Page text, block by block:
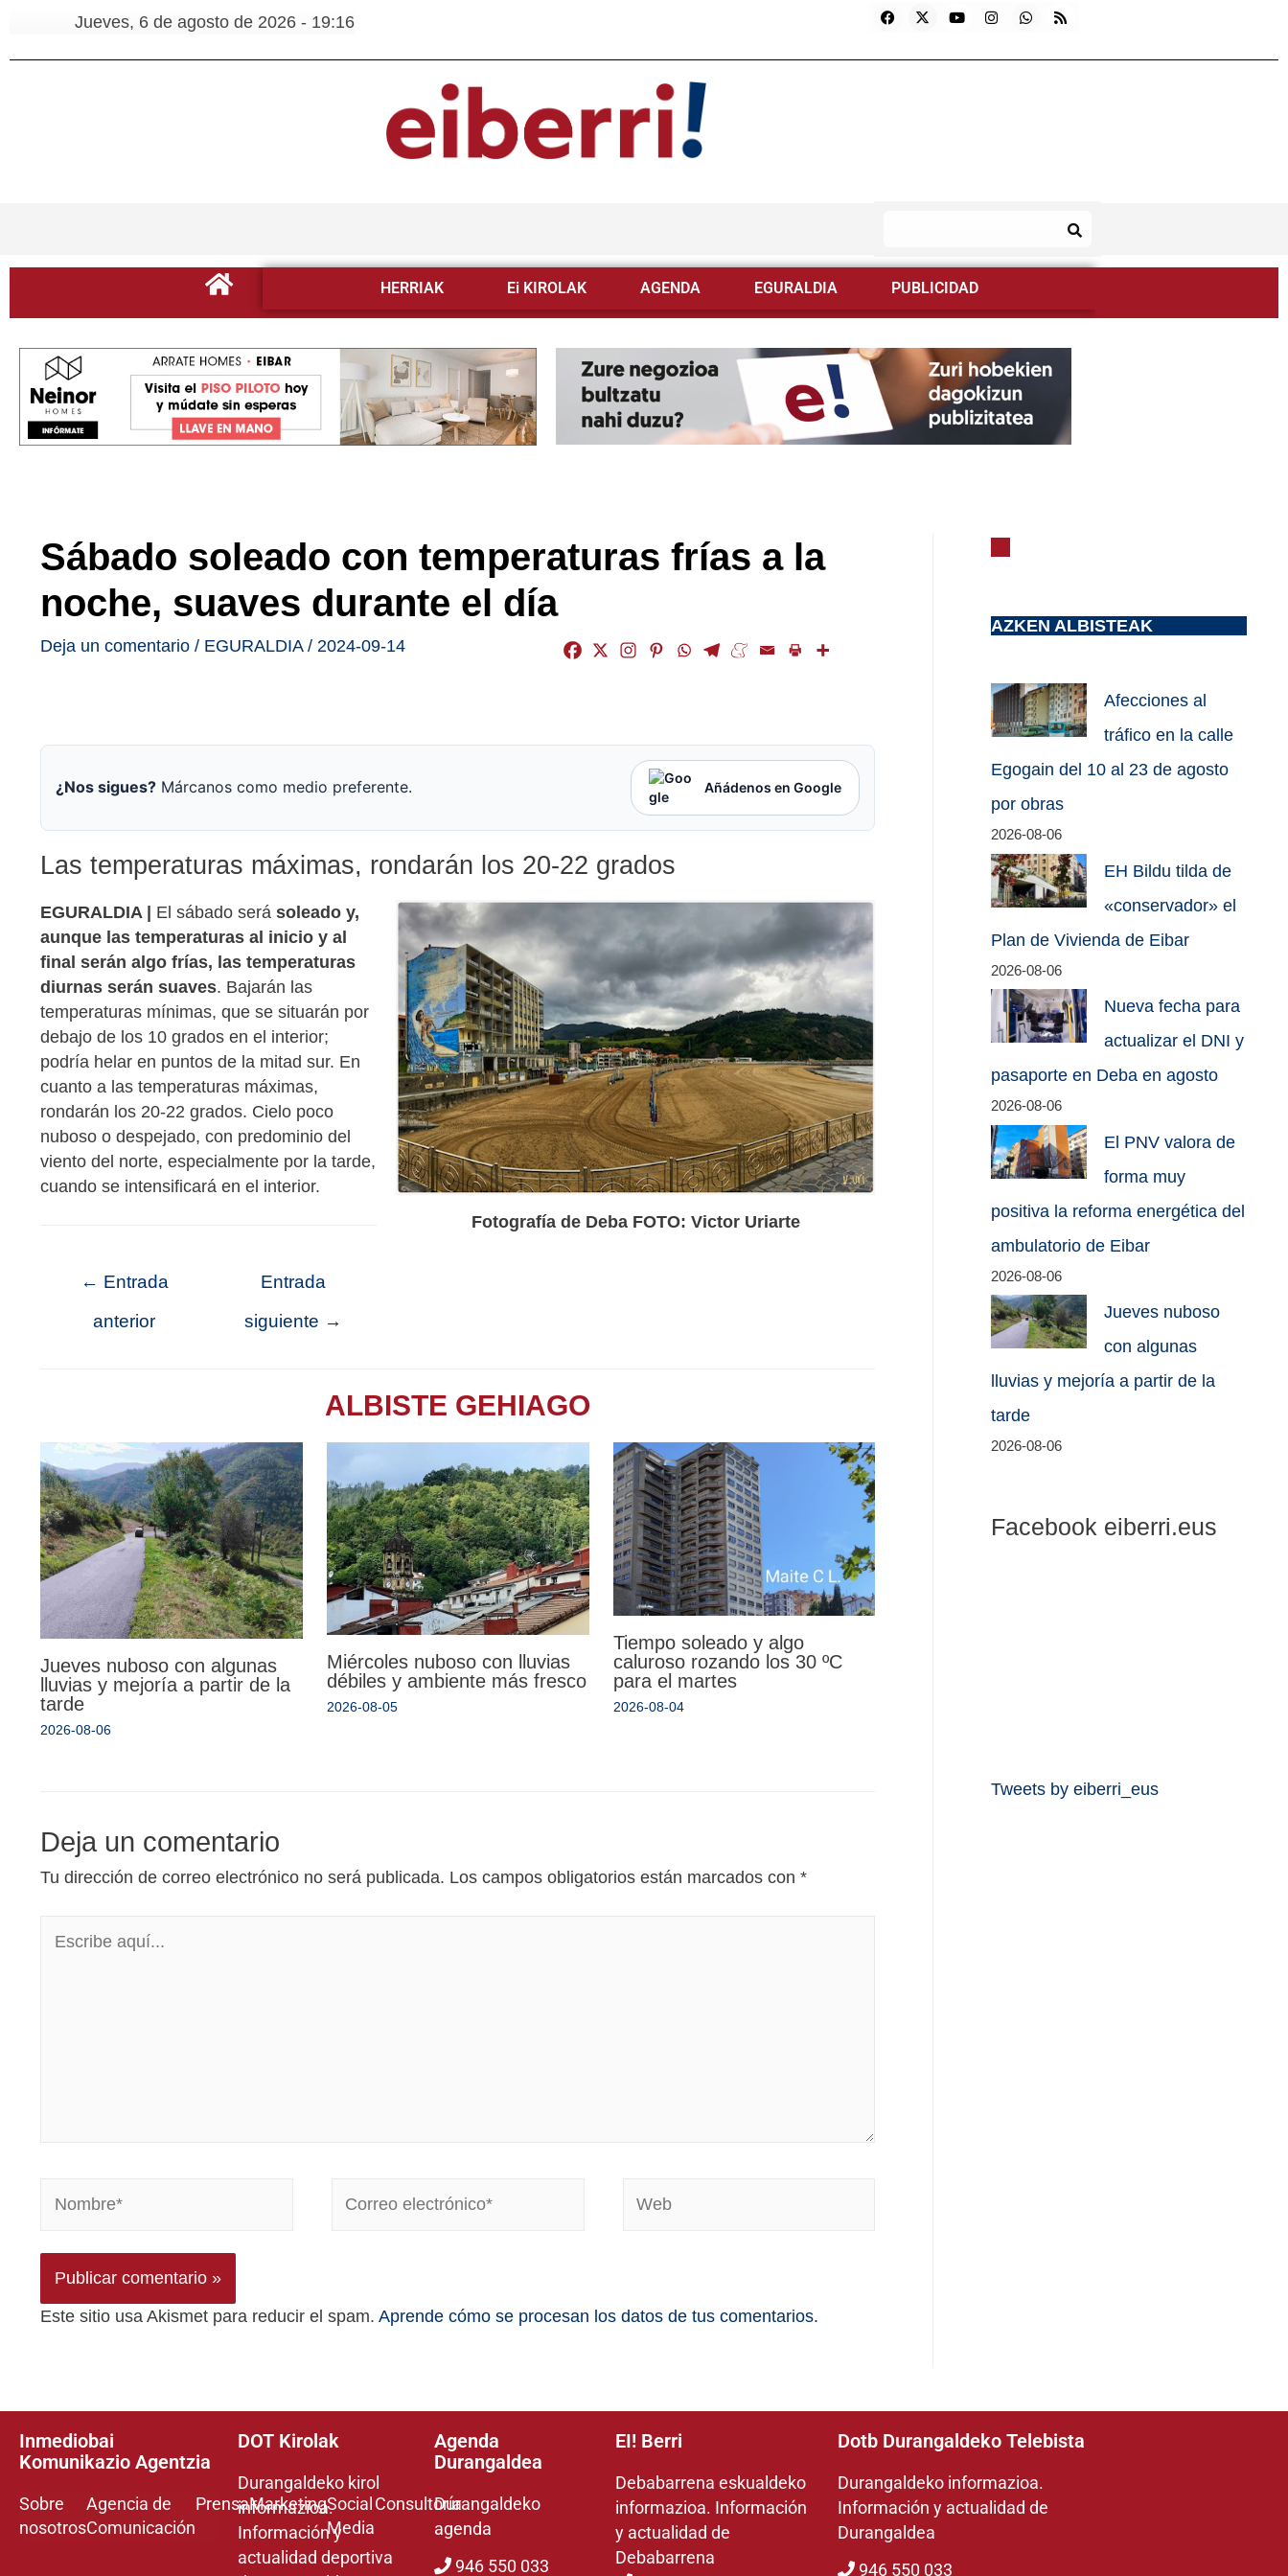
Jueves, 6 de agosto de 2026 - 19:16
HERRIAK Ei KIROLAK AGENDA EGURALDIA PUBLICIDAD
Sábado soleado con temperaturas frías a la
noche, suaves durante el día
Deja un comentario / EGURALDIA/ 2024-09-14
¿Nos sigues? Márcanos como medio preferente. Añádenos en Google
Las temperaturas máximas, rondarán los 20-22 grados
Fotografía de Deba FOTO: Victor Uriarte
EGURALDIA | El sábado será soleado y,
aunque las temperaturas al inicio y al
final serán algo frías, las temperaturas
diurnas serán suaves. Bajarán las
temperaturas mínimas, que se situarán por
debajo de los 10 grados en el interior;
podría helar en puntos de la mitad sur. En
cuanto a las temperaturas máximas,
rondarán los 20-22 grados. Cielo poco
nuboso o despejado, con predominio del
viento del norte, especialmente por la tarde,
cuando se intensificará en el interior.
← Entrada
anterior
Entrada
siguiente →
ALBISTE GEHIAGO
Jueves nuboso con algunas
lluvias y mejoría a partir de la
tarde
2026-08-06
Miércoles nuboso con lluvias
débiles y ambiente más fresco
2026-08-05
Tiempo soleado y algo
caluroso rozando los 30 ºC
para el martes
2026-08-04
Deja un comentario
Tu dirección de correo electrónico no será publicada. Los campos obligatorios están marcados con *
Este sitio usa Akismet para reducir el spam. Aprende cómo se procesan los datos de tus comentarios.
AZKEN ALBISTEAK
Afecciones al
tráfico en la calle
Egogain del 10 al 23 de agosto
por obras
2026-08-06
EH Bildu tilda de
«conservador» el
Plan de Vivienda de Eibar
2026-08-06
Nueva fecha para
actualizar el DNI y
pasaporte en Deba en agosto
2026-08-06
El PNV valora de
forma muy
positiva la reforma energética del
ambulatorio de Eibar
2026-08-06
Jueves nuboso
con algunas
lluvias y mejoría a partir de la
tarde
2026-08-06
Facebook eiberri.eus
Tweets by eiberri_eus
Inmediobai
Komunikazio Agentzia
Sobre
nosotros
Agencia de
Comunicación
PrensaMarketingSocial
Media
Consultoría
DOT Kirolak
Durangaldeko kirol
informazioa.
Información y
actualidad deportiva
Agenda
Durangaldea
Durangaldeko
agenda
946 550 033
EI! Berri
Debabarrena eskualdeko
informazioa. Información
y actualidad de
Debabarrena
Dotb Durangaldeko Telebista
Durangaldeko informazioa.
Información y actualidad de
Durangaldea
946 550 033